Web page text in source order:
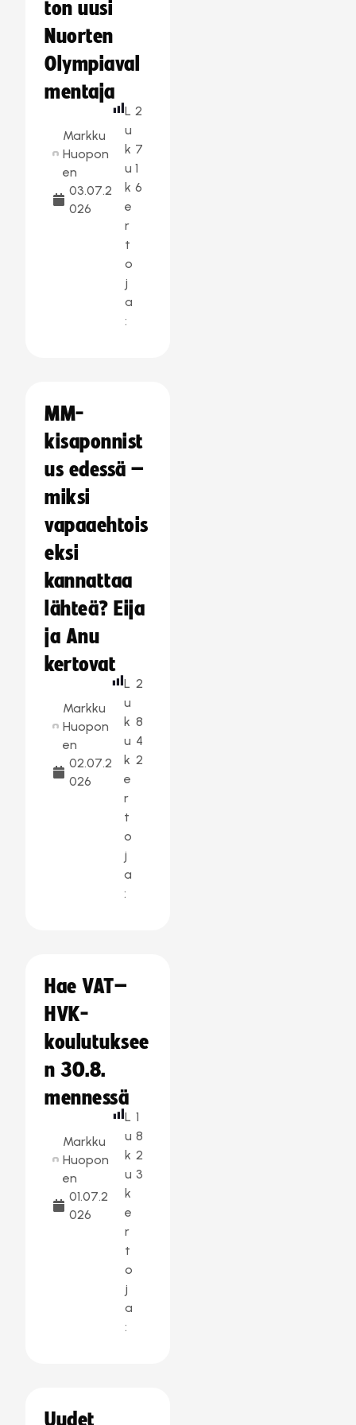
ton uusi
Nuorten
Olympiaval
mentaja
Markku
Huopon
en
03.07.2
026
L
u
k
u
k
e
r
t
o
j
a
:
2
7
1
6
MM-
kisaponnist
us edessä –
miksi
vapaaehtois
eksi
kannattaa
lähteä? Eija
ja Anu
kertovat
Markku
Huopon
en
02.07.2
026
L
u
k
u
k
e
r
t
o
j
a
:
2
8
4
2
Hae VAT–
HVK-
koulutuksee
n 30.8.
mennessä
Markku
Huopon
en
01.07.2
026
L
u
k
u
k
e
r
t
o
j
a
:
1
8
2
3
Uudet